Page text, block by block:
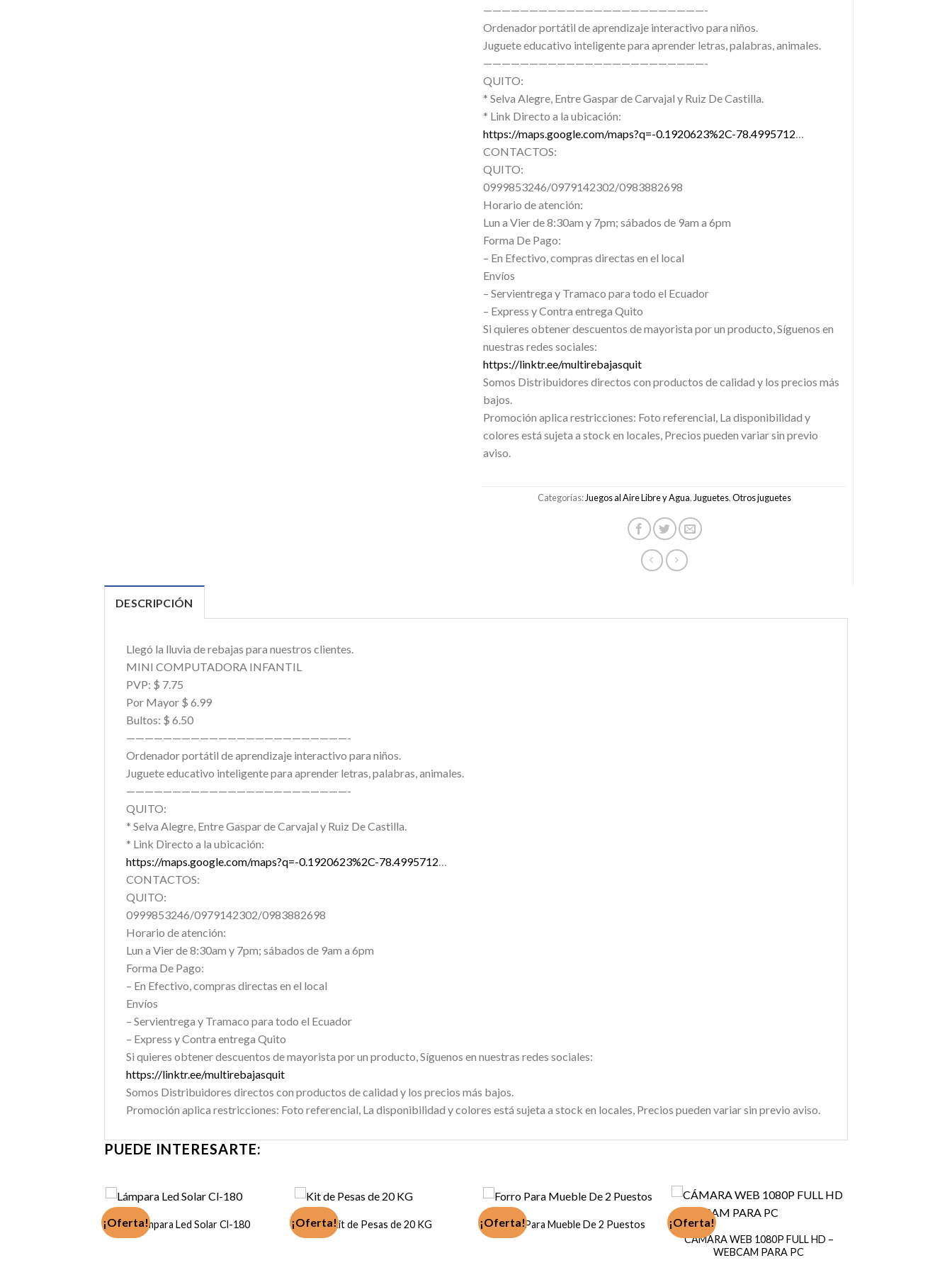
————————————————————————-
Ordenador portátil de aprendizaje interactivo para niños.
Juguete educativo inteligente para aprender letras, palabras, animales.
————————————————————————-
QUITO:
* Selva Alegre, Entre Gaspar de Carvajal y Ruiz De Castilla.
* Link Directo a la ubicación:
https://maps.google.com/maps?q=-0.1920623%2C-78.4995712…
CONTACTOS:
QUITO:
0999853246/0979142302/0983882698
Horario de atención:
Lun a Vier de 8:30am y 7pm; sábados de 9am a 6pm
Forma De Pago:
– En Efectivo, compras directas en el local
Envíos
– Servientrega y Tramaco para todo el Ecuador
– Express y Contra entrega Quito
Si quieres obtener descuentos de mayorista por un producto, Síguenos en
nuestras redes sociales:
https://linktr.ee/multirebajasquit
Somos Distribuidores directos con productos de calidad y los precios más
bajos.
Promoción aplica restricciones: Foto referencial, La disponibilidad y
colores está sujeta a stock en locales, Precios pueden variar sin previo
aviso.
Categorías: Juegos al Aire Libre y Agua, Juguetes,Otros juguetes
DESCRIPCIÓN
Llegó la lluvia de rebajas para nuestros clientes.
MINI COMPUTADORA INFANTIL
PVP: $ 7.75
Por Mayor $ 6.99
Bultos: $ 6.50
————————————————————————-
Ordenador portátil de aprendizaje interactivo para niños.
Juguete educativo inteligente para aprender letras, palabras, animales.
————————————————————————-
QUITO:
* Selva Alegre, Entre Gaspar de Carvajal y Ruiz De Castilla.
* Link Directo a la ubicación:
https://maps.google.com/maps?q=-0.1920623%2C-78.4995712
CONTACTOS:
QUITO:
0999853246/0979142302/0983882698
Horario de atención:
Lun a Vier de 8:30am y 7pm; sábados de 9am a 6pm
Forma De Pago:
– En Efectivo, compras directas en el local
Envíos
– Servientrega y Tramaco para todo el Ecuador
– Express y Contra entrega Quito
Si quieres obtener descuentos de mayorista por un producto, Síguenos en nuestras redes sociales:
https://linktr.ee/multirebajasquit
Somos Distribuidores directos con productos de calidad y los precios más bajos.
Promoción aplica restricciones: Foto referencial, La disponibilidad y colores está sujeta a stock en locales, Precios pueden variar sin previo aviso.
PUEDE INTERESARTE:
¡Oferta!Lámpara Led Solar Cl-180 ¡Oferta!Kit de Pesas de 20 KG ¡Oferta!
Forro Para Mueble De 2 Puestos ¡Oferta!
CÁMARA WEB 1080P FULL HD –
WEBCAM PARA PC